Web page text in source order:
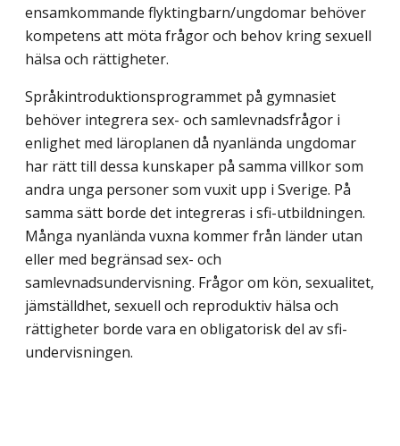
ensamkommande flyktingbarn/ungdomar behöver
kompetens att möta frågor och behov kring sexuell
hälsa och rättigheter.
Språkintroduktionsprogrammet på gymnasiet
behöver integrera sex- och samlevnadsfrågor i
enlighet med läroplanen då nyanlända ungdomar
har rätt till dessa kunskaper på samma villkor som
andra unga personer som vuxit upp i Sverige. På
samma sätt borde det integreras i sfi-utbildningen.
Många nyanlända vuxna kommer från länder utan
eller med begränsad sex- och
samlevnadsundervisning. Frågor om kön, sexualitet,
jämställdhet, sexuell och reproduktiv hälsa och
rättigheter borde vara en obligatorisk del av sfi-
undervisningen.